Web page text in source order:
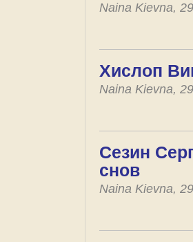
Naina Kievna,
Хислоп
Naina Kievna,
Сезин
снов
Naina Kievna,